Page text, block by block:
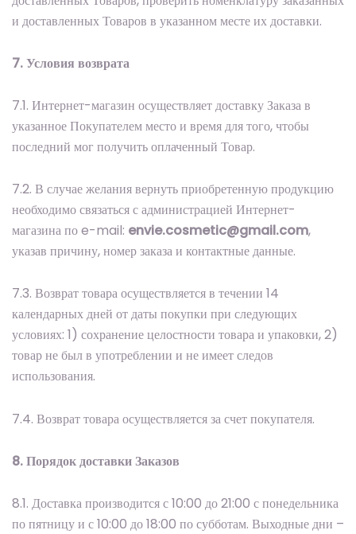
и доставленных Товаров в указанном месте их доставки.
7. Условия возврата
7.1. Интернет-магазин осуществляет доставку Заказа в
указанное Покупателем место и время для того, чтобы
последний мог получить оплаченный Товар.
7.2. В случае желания вернуть приобретенную продукцию
необходимо связаться с администрацией Интернет-
магазина по e-mail: envie.cosmetic@gmail.com,
указав причину, номер заказа и контактные данные.
7.3. Возврат товара осуществляется в течении 14
календарных дней от даты покупки при следующих
условиях: 1) сохранение целостности товара и упаковки, 2)
товар не был в употреблении и не имеет следов
использования.
7.4. Возврат товара осуществляется за счет покупателя.
8. Порядок доставки Заказов
8.1. Доставка производится с 10:00 до 21:00 с понедельника
по пятницу и с 10:00 до 18:00 по субботам. Выходные дни –